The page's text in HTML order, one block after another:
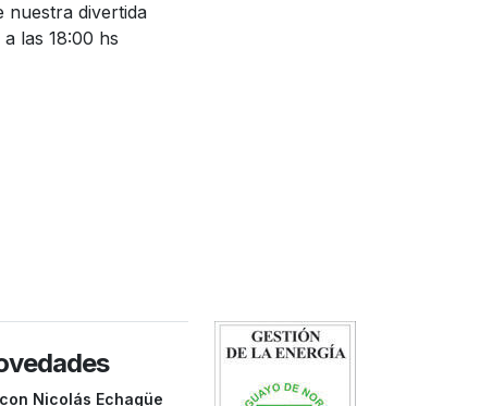
nuestra divertida
las 18:00 hs
Nicolás Echagüe